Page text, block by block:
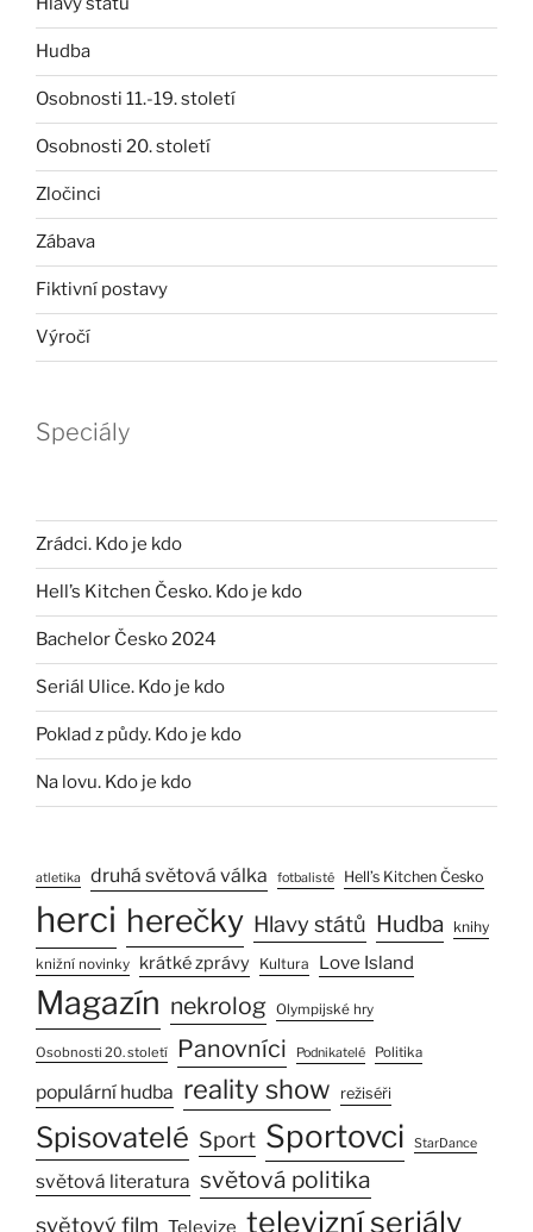
Hudba
Osobnosti 11.-19. století
Osobnosti 20. století
Zločinci
Zábava
Fiktivní postavy
Výročí
Speciály
Zrádci. Kdo je kdo
Hell’s Kitchen Česko. Kdo je kdo
Bachelor Česko 2024
Seriál Ulice. Kdo je kdo
Poklad z půdy. Kdo je kdo
Na lovu. Kdo je kdo
atletika druhá světová válka fotbalisté Hell’s Kitchen Česko
herci herečky Hlavy států Hudba knihy
knižní novinky krátké zprávy Kultura Love Island
Magazín nekrolog Olympijské hry
Osobnosti 20. století Panovníci Podnikatelé Politika
populární hudba reality show režiséři
Spisovatelé Sport Sportovci StarDance
světová literatura světová politika
světový film Televize televizní seriály